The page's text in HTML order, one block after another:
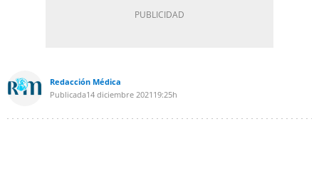
Redacción Médica
Publicada14 diciembre 2021 19:25h